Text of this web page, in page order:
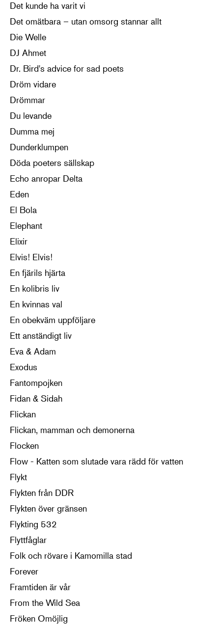
Det kunde ha varit vi
Det omätbara – utan omsorg stannar allt
Die Welle
DJ Ahmet
Dr. Bird's advice for sad poets
Dröm vidare
Drömmar
Du levande
Dumma mej
Dunderklumpen
Döda poeters sällskap
Echo anropar Delta
Eden
El Bola
Elephant
Elixir
Elvis! Elvis!
En fjärils hjärta
En kolibris liv
En kvinnas val
En obekväm uppföljare
Ett anständigt liv
Eva & Adam
Exodus
Fantompojken
Fidan & Sidah
Flickan
Flickan, mamman och demonerna
Flocken
Flow - Katten som slutade vara rädd för vatten
Flykt
Flykten från DDR
Flykten över gränsen
Flykting 532
Flyttfåglar
Folk och rövare i Kamomilla stad
Forever
Framtiden är vår
From the Wild Sea
Fröken Omöjlig